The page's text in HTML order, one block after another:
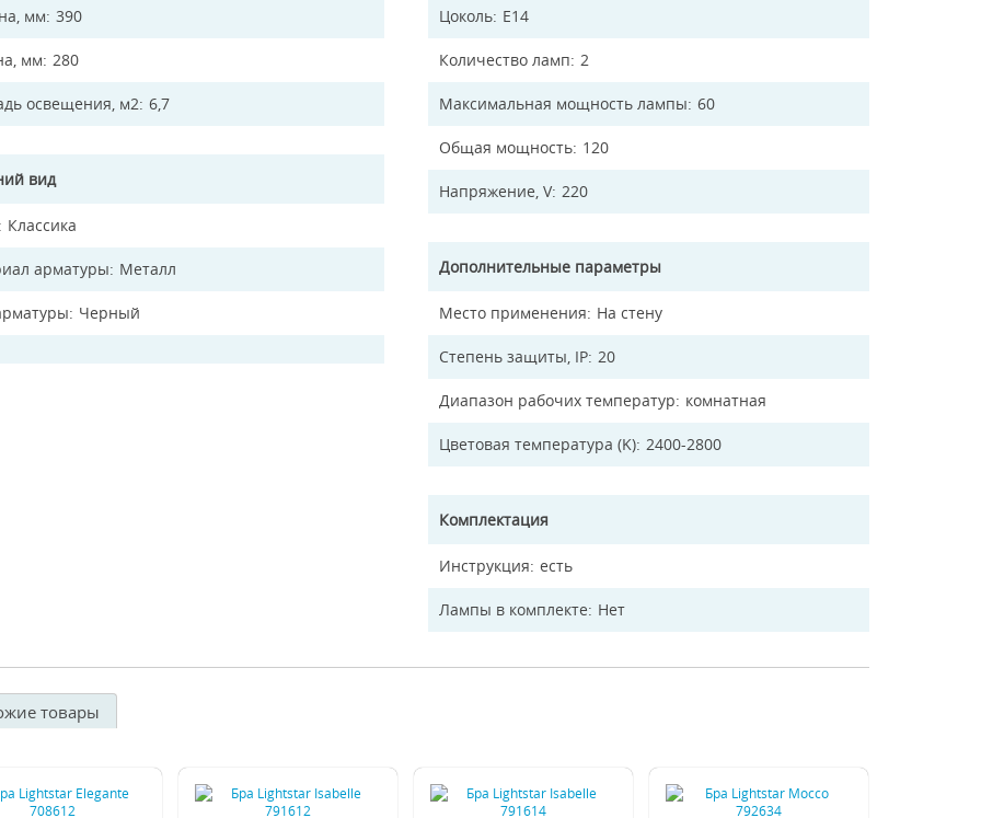
мм 390
мм 280
освещения, м2 6,7
вид
Классика
арматуры Металл
Черный
Цоколь E14
Количество ламп 2
Максимальная мощность лампы 60
Общая мощность 120
Напряжение, V 220
Дополнительные параметры
Место применения На стену
Степень защиты, IP 20
Диапазон рабочих температур комнатная
Цветовая температура (K) 2400-2800
Комплектация
Инструкция есть
Лампы в комплекте Нет
товары